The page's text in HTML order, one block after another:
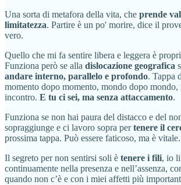
Una sorta di metafora della vita, che prende
limitatezza. Partire è un po' morire, dice il
vero.
Quello che mi fa sentire libera e leggera è
Funziona però se alla dislocazione geografica
andare interno, parallelo e profondo. Tappa
momento dopo momento, mondo dopo
incontro. E tu ci sei, ma senza attaccamento.
Funziona se non hai paura del distacco e del
sopraggiunge e ci lavoro sopra pertenere il
prossima tappa. Può essere faticoso, ma è vitale.
Il segreto per non sentirsi soli è tenere i fili, io li
continuamente nella presenza e nell’assenza,
quando non c’è e con i miei affetti più